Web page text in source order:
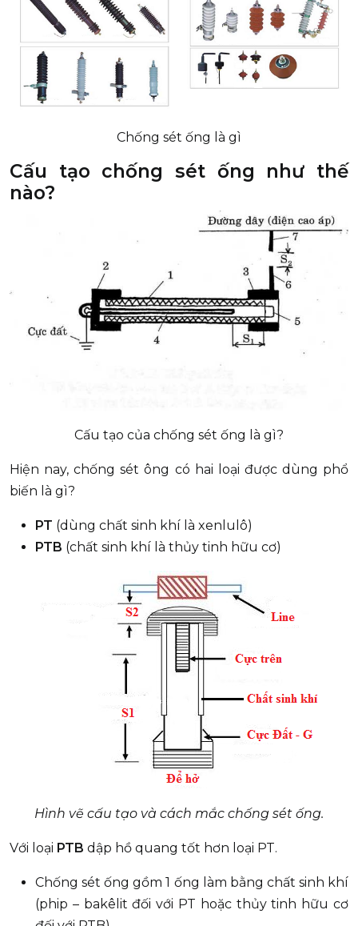
Chống sét ống là gì
Cấu tạo chống sét ống như thế
nào?
Cấu tạo của chống sét ống là gì?
Hiện nay, chống sét ông có hai loại được dùng phổ
biến là gì?
PT (dùng chất sinh khí là xenlulô)
PTB (chất sinh khí là thủy tinh hữu cơ)
Hình vẽ cấu tạo và cách mắc chống sét ống.
Với loại PTB dập hồ quang tốt hơn loại PT.
Chống sét ống gồm 1 ống làm bằng chất sinh khí
(phip – bakêlit đối với PT hoặc thủy tinh hữu cơ